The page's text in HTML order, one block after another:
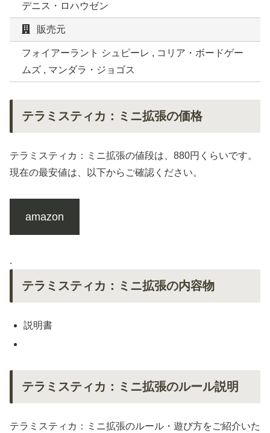
デニス・ロハウゼン
販売元
フォイアーラント シュピーレ , コリア・ボードゲー
ムズ , マンダラ・ジョゴス
テラミスティカ：ミニ拡張の価格
テラミスティカ：ミニ拡張の値段は、880円くらいです。
現在の最安値は、以下からご確認ください。
amazon
.
テラミスティカ：ミニ拡張の内容物
説明書
テラミスティカ：ミニ拡張のルール説明
テラミスティカ：ミニ拡張のルール・遊び方をご紹介いた